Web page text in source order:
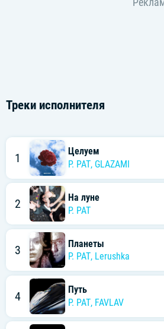
Треки исполнителя
1
Целуем
P. PAT, GLAZAMI
2
На луне
P. PAT
3
Планеты
P. PAT, Lerushka
4
Путь
P. PAT, FAVLAV